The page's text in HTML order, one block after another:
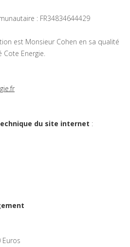
: FR34834644429
est Monsieur Cohen en sa qualité
Energie.
du site internet :
Euros